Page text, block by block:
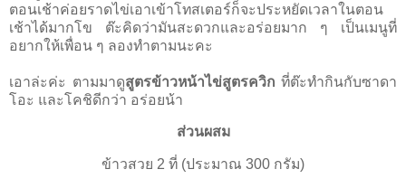
ตอนเช้าค่อยราดไข่เอาเข้าโทสเตอร์ก็จะประหยัดเวลาในตอน
เช้าได้มากโข ต๊ะคิดว่ามันสะดวกและอร่อยมาก ๆ เป็นเมนูที่
อยากให้เพื่อน ๆ ลองทำตามนะคะ
เอาล่ะค่ะ ตามมาดูสูตรข้าวหน้าไข่สูตรควิก ที่ต๊ะทำกินกับซาดา
โอะ และโคชิดีกว่า อร่อยน้า
ส่วนผสม
ข้าวสวย 2 ที่ (ประมาณ 300 กรัม)